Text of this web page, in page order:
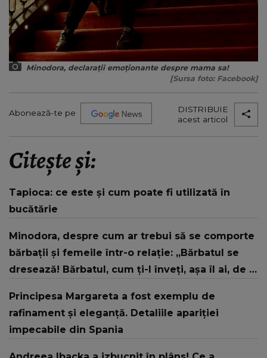
Minodora, declarații emoționante despre mama sa!
[Sursa foto: Facebook]
Abonează-te pe
DISTRIBUIE
acest articol
Citește și:
Tapioca: ce este și cum poate fi utilizată în
bucătărie
Minodora, despre cum ar trebui să se comporte
bărbații și femeile într-o relație: „Bărbatul se
dresează! Bărbatul, cum ți-l înveți, așa îl ai, de la
delicate.”
Principesa Margareta a fost exemplu de
rafinament și eleganță. Detaliile apariției
impecabile din Spania